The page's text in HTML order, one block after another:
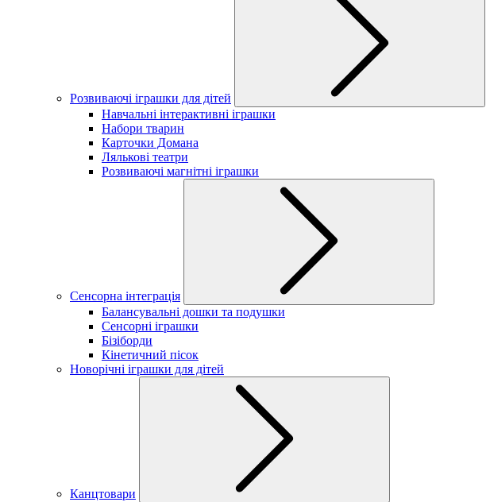
Розвиваючі іграшки для дітей
Навчальні інтерактивні іграшки
Набори тварин
Карточки Домана
Лялькові театри
Розвиваючі магнітні іграшки
Сенсорна інтеграція
Балансувальні дошки та подушки
Сенсорні іграшки
Бізіборди
Кінетичний пісок
Новорічні іграшки для дітей
Канцтовари